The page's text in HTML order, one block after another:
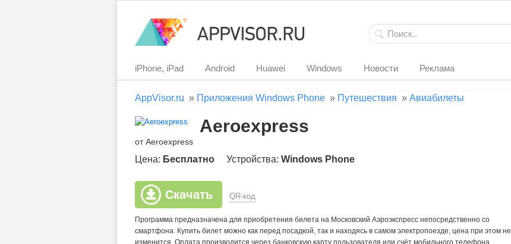
iPhone, iPad Android Huawei Windows Новости Реклама
AppVisor.ru » Приложения Windows Phone » Путешествия » Авиабилеты
Aeroexpress
от Aeroexpress
Цена: Бесплатно Устройства: Windows Phone
Скачать QR-код
Программа предназначена для приобретения билета на Московский Аэроэкспресс непосредственно со
смартфона. Купить билет можно как перед посадкой, так и находясь в самом электропоезде, цена при этом не
изменится. Оплата производится через банковскую карту пользователя или счёт мобильного телефона.